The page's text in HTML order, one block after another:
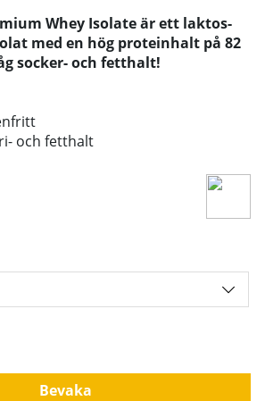
Whey Isolate är ett laktos-
med en hög proteinhalt på 82
socker- och fetthalt!
och fetthalt
Bevaka